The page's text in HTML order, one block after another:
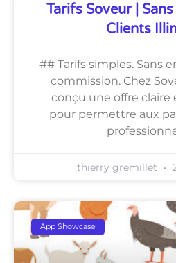
Tarifs Soveur | Sans
Clients
## Tarifs simples. Sans
commission. Chez
conçu une offre claire
pour permettre aux
thierry gremillet
App Showcase